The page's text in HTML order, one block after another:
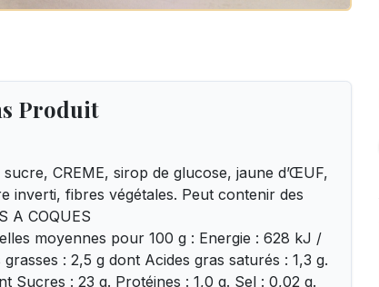
Produit
CREME, sirop de glucose, jaune d’ŒUF,
inverti, fibres végétales. Peut contenir des
A COQUES
moyennes pour 100 g : Energie : 628 kJ /
: 2,5 g dont Acides gras saturés : 1,3 g.
Sucres : 23 g. Protéines : 1,0 g. Sel : 0,02 g.